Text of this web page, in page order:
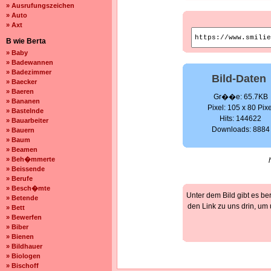
» Ausrufungszeichen
» Auto
» Axt
B wie Berta
» Baby
» Badewannen
» Badezimmer
» Baecker
» Baeren
» Bananen
» Bastelnde
» Bauarbeiter
» Bauern
» Baum
» Beamen
» Beh�mmerte
» Beissende
» Berufe
» Besch�mte
» Betende
» Bett
» Bewerfen
» Biber
» Bienen
» Bildhauer
» Biologen
» Bischoff
Bild-Daten
Gr��e: 65.7KB
Pixel: 105 x 80
Hits: 144622
Downloads: 8884
Unter dem Bild gibt es
den Link zu uns drin,